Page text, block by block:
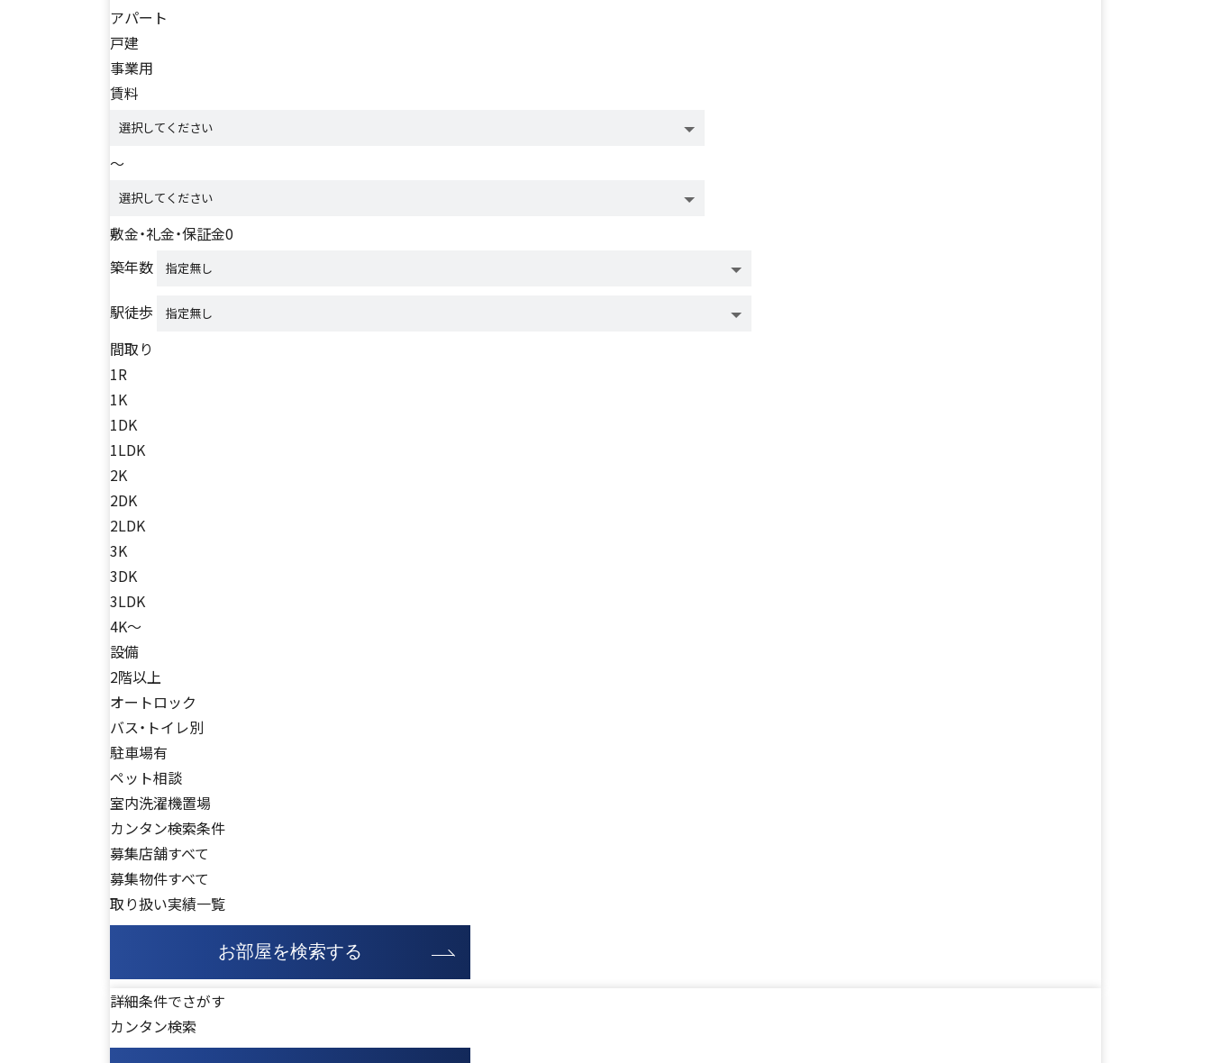
アパート
戸建
事業用
賃料
～
敷金・礼金・保証金0
築年数
駅徒歩
間取り
1R
1K
1DK
1LDK
2K
2DK
2LDK
3K
3DK
3LDK
4K～
設備
2階以上
オートロック
バス・トイレ別
駐車場有
ペット相談
室内洗濯機置場
カンタン検索条件
募集店舗すべて
募集物件すべて
取り扱い実績一覧
お部屋を検索する
詳細条件でさがす
カンタン検索